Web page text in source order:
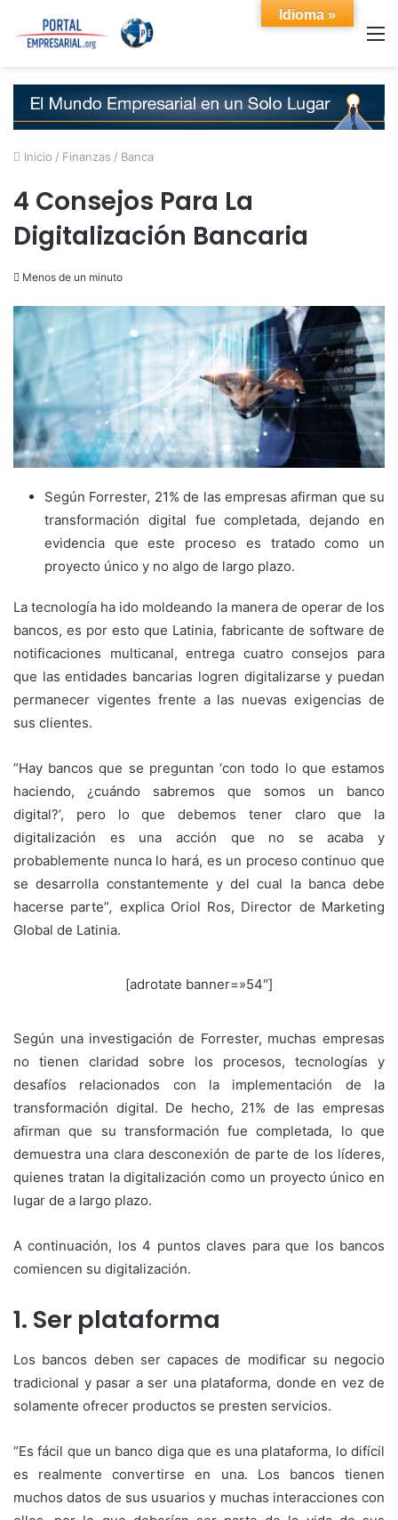
Inicio / Finanzas / Banca
4 Consejos Para La
Digitalización Bancaria
Menos de un minuto
Según Forrester, 21% de las empresas afirman que su
transformación digital fue completada, dejando en
evidencia que este proceso es tratado como un
proyecto único y no algo de largo plazo.
La tecnología ha ido moldeando la manera de operar de los
bancos, es por esto que Latinia, fabricante de software de
notificaciones multicanal, entrega cuatro consejos para
que las entidades bancarias logren digitalizarse y puedan
permanecer vigentes frente a las nuevas exigencias de
sus clientes.
“Hay bancos que se preguntan ‘con todo lo que estamos
haciendo, ¿cuándo sabremos que somos un banco
digital?’, pero lo que debemos tener claro que la
digitalización es una acción que no se acaba y
probablemente nunca lo hará, es un proceso continuo que
se desarrolla constantemente y del cual la banca debe
hacerse parte”, explica Oriol Ros, Director de Marketing
Global de Latinia.
[adrotate banner=»54″]
Según una investigación de Forrester, muchas empresas
no tienen claridad sobre los procesos, tecnologías y
desafíos relacionados con la implementación de la
transformación digital. De hecho, 21% de las empresas
afirman que su transformación fue completada, lo que
demuestra una clara desconexión de parte de los líderes,
quienes tratan la digitalización como un proyecto único en
lugar de a largo plazo.
A continuación, los 4 puntos claves para que los bancos
comiencen su digitalización.
1. Ser plataforma
Los bancos deben ser capaces de modificar su negocio
tradicional y pasar a ser una plataforma, donde en vez de
solamente ofrecer productos se presten servicios.
“Es fácil que un banco diga que es una plataforma, lo difícil
es realmente convertirse en una. Los bancos tienen
muchos datos de sus usuarios y muchas interacciones con
Idioma »